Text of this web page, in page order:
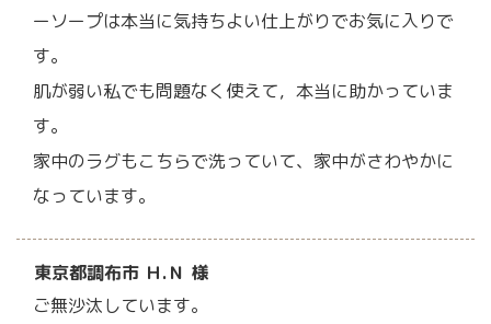
ーソープは本当に気持ちよい仕上がりでお気に入りで
す。
肌が弱い私でも問題なく使えて，本当に助かっていま
す。
家中のラグもこちらで洗っていて、家中がさわやかに
なっています。
東京都調布市 Ｈ.Ｎ 様
ご無沙汰しています。